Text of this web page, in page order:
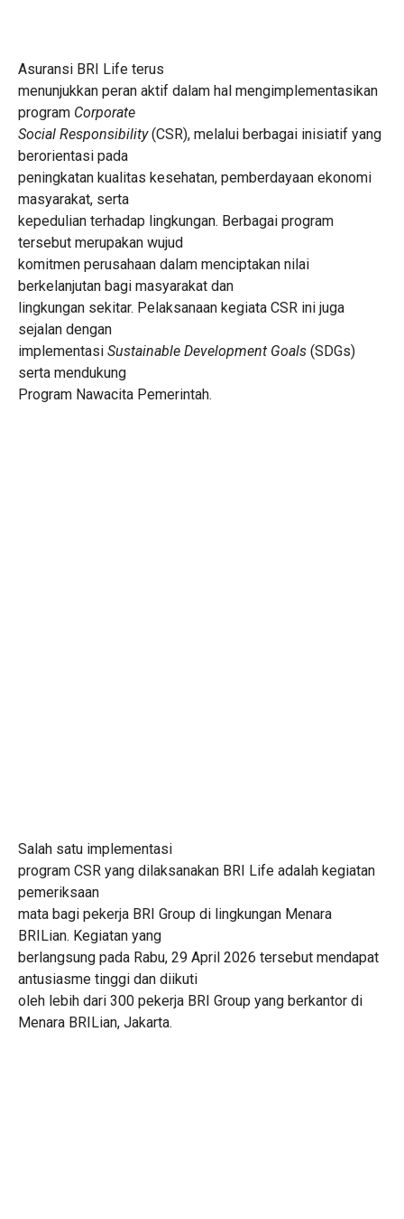
Asuransi BRI Life terus
menunjukkan peran aktif dalam hal mengimplementasikan
program Corporate
Social Responsibility(CSR), melalui berbagai inisiatif yang
berorientasi pada
peningkatan kualitas kesehatan, pemberdayaan ekonomi
masyarakat, serta
kepedulian terhadap lingkungan. Berbagai program
tersebut merupakan wujud
komitmen perusahaan dalam menciptakan nilai
berkelanjutan bagi masyarakat dan
lingkungan sekitar. Pelaksanaan kegiata CSR ini juga
sejalan dengan
implementasi Sustainable Development Goals (SDGs)
serta mendukung
Program Nawacita Pemerintah.
Salah satu implementasi
program CSR yang dilaksanakan BRI Life adalah kegiatan
pemeriksaan
mata bagi pekerja BRI Group di lingkungan Menara
BRILian. Kegiatan yang
berlangsung pada Rabu, 29 April 2026 tersebut mendapat
antusiasme tinggi dan diikuti
oleh lebih dari 300 pekerja BRI Group yang berkantor di
Menara BRILian, Jakarta.